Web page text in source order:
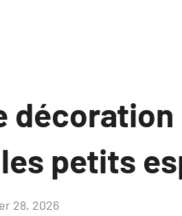
petits
28, 2026